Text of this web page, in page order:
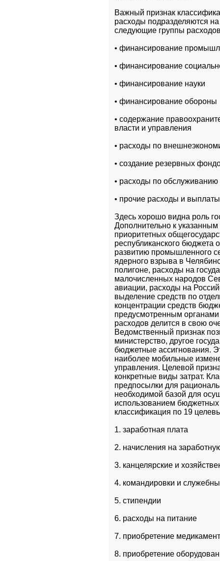
Важный признак
расходы подразделяются
следующие группы
• финансирование
• финансирование
• финансирование науки
• финансирование обороны
• содержание
власти и управления
• расходы по
• создание резервных
• расходы по обслуживанию
• прочие расходы и
Здесь хорошо видна роль
Дополнительно к
приоритетных
республиканского
развитию промышленного
ядерного взрыва в
полигоне, расходы на
малочисленных народов
авиации, расходы на
выделение средств по
концентрации средств
предусмотренным органами
расходов делится в свою
Ведомственный признак
министерство, другое
бюджетные ассигнования.
наиболее мобильные
управления. Целевой
конкретные виды затрат.
предпосылки для
необходимой базой для
использованием
классификация по 19
1. заработная плата
2. начисления на
3. канцелярские и
4. командировки и
5. стипендии
6. расходы на питание
7. приобретение
8. приобретение